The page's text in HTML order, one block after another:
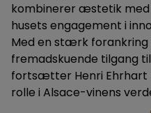
kombinerer æstetik med
husets engagement i
Med en stærk forankring
fremadskuende tilgang
fortsætter Henri Ehrhart
rolle i Alsace-vinens